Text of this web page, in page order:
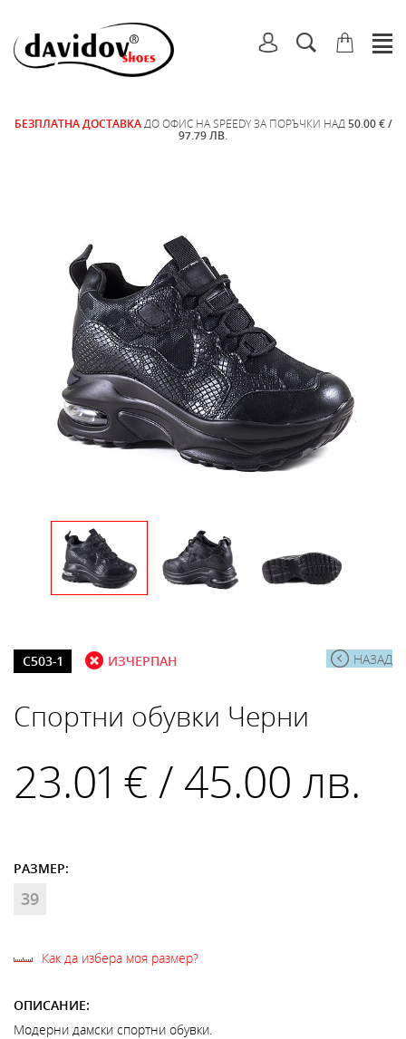
БЕЗПЛАТНА ДОСТАВКА ДО ОФИС НА SPEEDY ЗА ПОРЪЧКИ НАД 50.00 € /
97.79 ЛВ.
НАЗАД
C503-1 ИЗЧЕРПАН
Спортни обувки Черни
23.01 € / 45.00 лв.
РАЗМЕР:
39
Как да избера моя размер?
ОПИСАНИЕ:
Модерни дамски спортни обувки.